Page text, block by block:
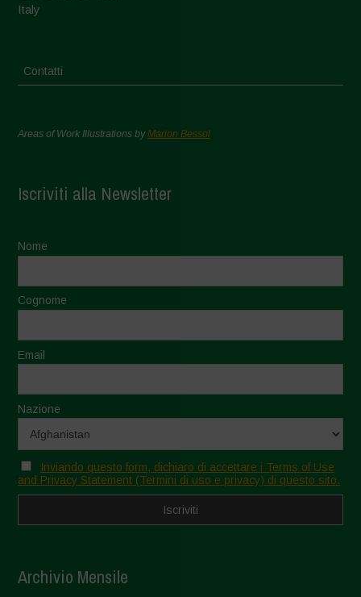
Italy
Contatti
Areas of Work Illustrations byMarion Bessol
Iscriviti alla Newsletter
Nome
Cognome
Email
Nazione
Inviando questo form, dichiaro di accettare i Terms of Use
and Privacy Statement (Termini di uso e privacy) di questo sito.
Archivio Mensile